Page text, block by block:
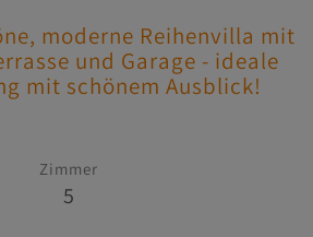
moderne Reihenvilla mit
und Garage - ideale
mit schönem Ausblick!
Zimmer
5